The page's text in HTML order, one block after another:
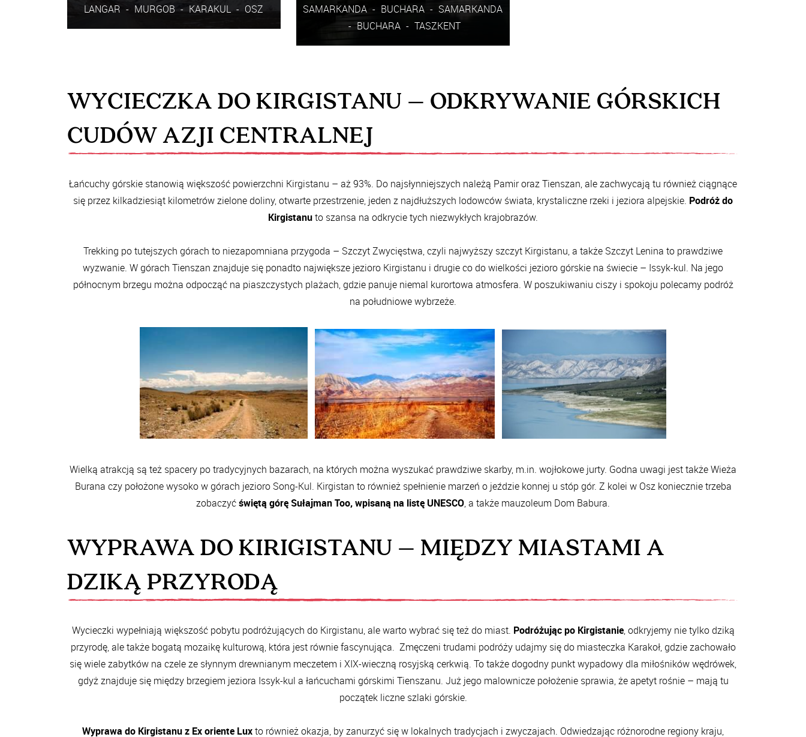
LANGAR
MURGOB KARAKUL OSZ
zapisz się
SAMARKANDA
BUCHARA
SAMARKANDA
BUCHARA
TASZKENT
WYCIECZKA DO KIRGISTANU – ODKRYWANIE GÓRSKICH
CUDÓW AZJI CENTRALNEJ
Łańcuchy górskie stanowią większość powierzchni Kirgistanu – aż 93%. Do najsłynniejszych należą Pamir oraz Tienszan, ale zachwycają tu również ciągnące
się przez kilkadziesiąt kilometrów zielone doliny, otwarte przestrzenie, jeden z najdłuższych lodowców świata, krystaliczne rzeki i jeziora alpejskie. Podróż do
Kirgistanuto szansa na odkrycie tych niezwykłych krajobrazów.
Trekking po tutejszych górach to niezapomniana przygoda – Szczyt Zwycięstwa, czyli najwyższy szczyt Kirgistanu, a także Szczyt Lenina to prawdziwe
wyzwanie. W górach Tienszan znajduje się ponadto największe jezioro Kirgistanu i drugie co do wielkości jezioro górskie na świecie – Issyk-kul. Na jego
północnym brzegu można odpocząć na piaszczystych plażach, gdzie panuje niemal kurortowa atmosfera. W poszukiwaniu ciszy i spokoju polecamy podróż
na południowe wybrzeże.
Wielką atrakcją są też spacery po tradycyjnych bazarach, na których można wyszukać prawdziwe skarby, m.in. wojłokowe jurty. Godna uwagi jest także Wieża
Burana czy położone wysoko w górach jezioro Song-Kul. Kirgistan to również spełnienie marzeń o jeździe konnej u stóp gór. Z kolei w Osz koniecznie trzeba
zobaczyćświętą górę Sułajman Too, wpisaną na listę UNESCO, a także mauzoleum Dom Babura.
WYPRAWA DO KIRIGISTANU – MIĘDZY MIASTAMI A
DZIKĄ PRZYRODĄ
Wycieczki wypełniają większość pobytu podróżujących do Kirgistanu, ale warto wybrać się też do miast. Podróżując po Kirgistanie, odkryjemy nie tylko dziką
przyrodę, ale także bogatą mozaikę kulturową, która jest równie fascynująca. Zmęczeni trudami podróży udajmy się do miasteczka Karakoł, gdzie zachowało
się wiele zabytków na czele ze słynnym drewnianym meczetem i XIX-wieczną rosyjską cerkwią. To także dogodny punkt wypadowy dla miłośników wędrówek,
gdyż znajduje się między brzegiem jeziora Issyk-kul a łańcuchami górskimi Tienszanu. Już jego malownicze położenie sprawia, że apetyt rośnie – mają tu
początek liczne szlaki górskie.
Wyprawa do Kirgistanu z Ex oriente Luxto również okazja, by zanurzyć się w lokalnych tradycjach i zwyczajach. Odwiedzając różnorodne regiony kraju,